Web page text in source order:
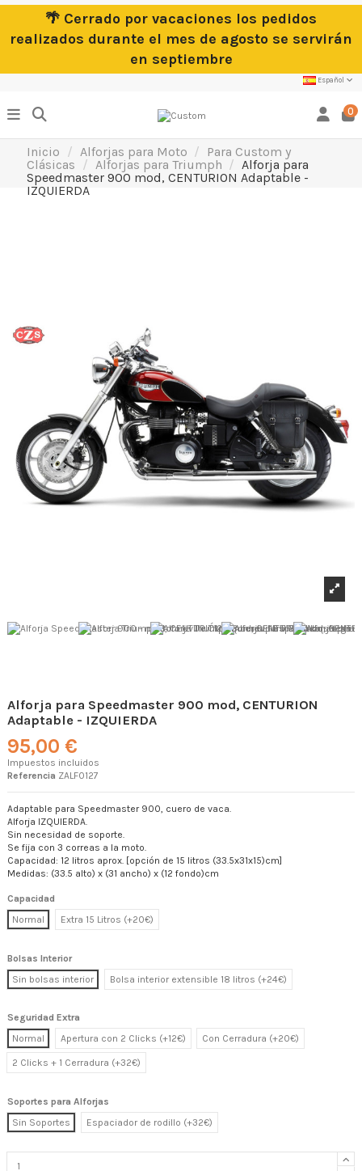
🌴 Cerrado por vacaciones los pedidos
realizados durante el mes de agosto se servirán
en septiembre
Español
0
Inicio Alforjas para Moto
Para Custom y
Clásicas
Alforjas para Triumph
Alforja para
Speedmaster 900 mod, CENTURION Adaptable -
IZQUIERDA
Alforja para Speedmaster 900 mod, CENTURION
Adaptable - IZQUIERDA
95,00 €
Impuestos incluidos
Referencia ZALF0127
Adaptable para Speedmaster 900, cuero de vaca.
Alforja IZQUIERDA.
Sin necesidad de soporte.
Se fija con 3 correas a la moto.
Capacidad: 12 litros aprox. [opción de 15 litros (33.5x31x15)cm]
Medidas: (33.5 alto) x (31 ancho) x (12 fondo)cm
Capacidad
Normal
Extra 15 Litros (+20€)
Bolsas Interior
Sin bolsas interior
Bolsa interior extensible 18 litros (+24€)
Seguridad Extra
Normal
Apertura con 2 Clicks (+12€) Con Cerradura (+20€)
2 Clicks + 1 Cerradura (+32€)
Soportes para Alforjas
Sin Soportes
Espaciador de rodillo (+32€)